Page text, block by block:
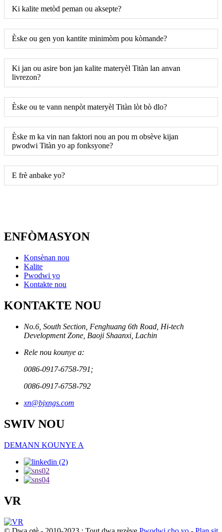
Ki kalite metòd peman ou aksepte?
Èske ou gen yon kantite minimòm pou kòmande?
Ki jan ou asire bon jan kalite materyèl Titàn lan anvan
livrezon?
Èske ou te vann nenpòt materyèl Titàn lòt bò dlo?
Èske m ka vin nan faktori nou an pou m obsève kijan
pwodwi Titàn yo ap fonksyone?
E frè anbake yo?
ENFÒMASYON
Konsènan nou
Kalite
Pwodwi yo
Kontakte nou
KONTAKTE NOU
No.6, South Section, Fenghuang 6th Road, Hi-tech
Development Zone, Baoji Shaanxi, Lachin
Rele nou kounye a:
0086-0917-6758-791;
0086-0917-6758-792
xn@bjxngs.com
SWIV NOU
DEMANN KOUNYE A
VR